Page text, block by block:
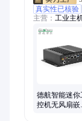
真实性已核验
主营： 工业主
德航智能迷你
控机无风扇嵌